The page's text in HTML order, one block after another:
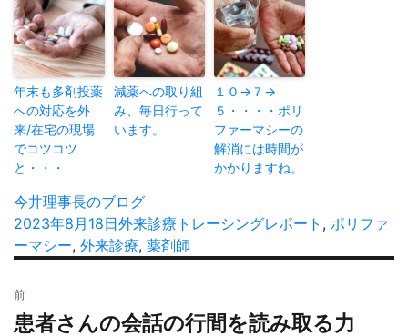
年末も多剤投薬
への対応を外
来/在宅の現場
でコツコツ
と・・・
減薬への取り組
み、毎日行って
います。
１０→７→
５・・・・ポリ
ファーマシーの
解消には時間が
かかりますね。
投
稿
者
今井理事長のブログ
投
稿
2023年8月18日カ
テ
ー
外来診療 タ
グ
トレーシングレポート , ポリファ
ーマシー, 外来診療, 薬剤師
稿
ナ
前
過
患者さんの会話の行間を読み取る力